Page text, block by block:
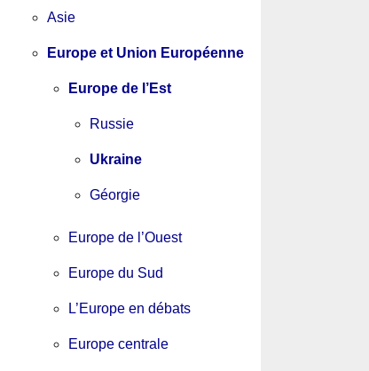
Asie
Europe et Union Européenne
Europe de l’Est
Russie
Ukraine
Géorgie
Europe de l’Ouest
Europe du Sud
L’Europe en débats
Europe centrale